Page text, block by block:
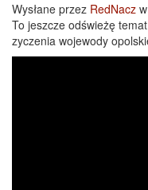
Wysłane przez RedNacz
To jeszcze odświeżę
zyczenia wojewody